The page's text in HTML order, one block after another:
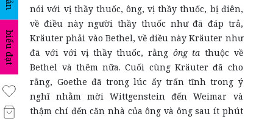
biểu đạt
nói với vị thầy thuốc, ông, vị thầy thuốc, bị điên,
về điều này người thầy thuốc như đã đáp trả,
Kräuter phải vào Bethel, về điều này Kräuter như
đã với với vị thầy thuốc, rằng ông tathuộc về
Bethel và thêm nữa. Cuối cùng Kräuter đã cho
rằng, Goethe đã trong lúc ấy trấn tĩnh trong ý
nghĩ nhằm mời Wittgenstein đến Weimar và
thậm chí đến căn nhà của ông và ông sau ít phút